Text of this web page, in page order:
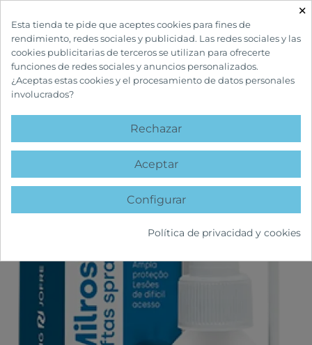
INICIO CUIDADOS BUCALES
×
Esta tienda te pide que aceptes cookies para fines de
rendimiento, redes sociales y publicidad. Las redes sociales y las
cookies publicitarias de terceros se utilizan para ofrecerte
funciones de redes sociales y anuncios personalizados.
¿Aceptas estas cookies y el procesamiento de datos personales
involucrados?
Rechazar
Aceptar
Configurar
Política de privacidad y cookies